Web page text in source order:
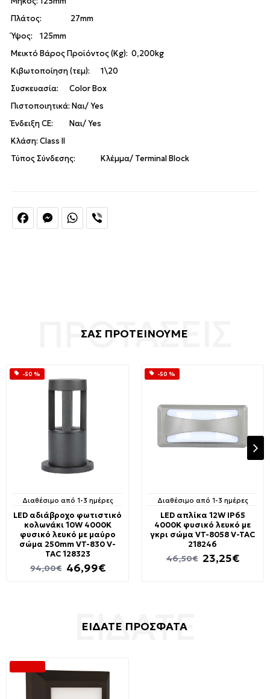
FacebookMessengerWhatsApp
Πλάτος: 27mm
Ύψος: 125mm
Μεικτό Βάρος Προϊόντος (Kg): 0,200kg
Κιβωτοποίηση (τεμ): 1\20
Συσκευασία: Color Box
Πιστοποιητικά: Ναι/ Yes
Ένδειξη CE: Ναι/ Yes
Κλάση: Class II
Τύπος Σύνδεσης: Κλέμμα/ Terminal Block
ΣΑΣ ΠΡΟΤΕΙΝΟΥΜΕ
-50 %
Διαθέσιμο από 1-3 ημέρες
LED αδιάβροχο φωτιστικό
κολωνάκι 10W 4000K
φυσικό λευκό με μαύρο
σώμα 250mm VT-830 V-
TAC 128323
46,99€
94,00€
-50 %
Διαθέσιμο από 1-3 ημέρες
LED απλίκα 12W IP65
4000K φυσικό λευκό με
γκρι σώμα VT-8058 V-TAC
218246
23,25€
46,50€
ΕΙΔΑΤΕ ΠΡΟΣΦΑΤΑ